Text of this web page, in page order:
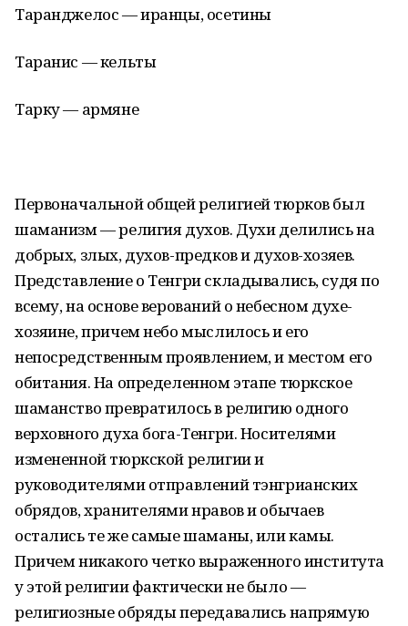
Таранджелос — иранцы, осетины
Таранис — кельты
Тарку — армяне
Первоначальной общей религией тюрков был
шаманизм — религия духов. Духи делились на
добрых, злых, духов-предков и духов-хозяев.
Представление о Тенгри складывались, судя по
всему, на основе верований о небесном духе-
хозяине, причем небо мыслилось и его
непосредственным проявлением, и местом его
обитания. На определенном этапе тюркское
шаманство превратилось в религию одного
верховного духа бога-Тенгри. Носителями
измененной тюркской религии и
руководителями отправлений тэнгрианских
обрядов, хранителями нравов и обычаев
остались те же самые шаманы, или камы.
Причем никакого четко выраженного института
у этой религии фактически не было —
религиозные обряды передавались напрямую